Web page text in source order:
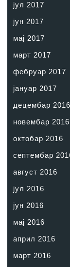
јул 2017
јун 2017
мај 2017
март 2017
фебруар 2017
јануар 2017
децембар 2016
новембар 2016
октобар 2016
септембар
август 2016
јул 2016
јун 2016
мај 2016
април 2016
март 2016